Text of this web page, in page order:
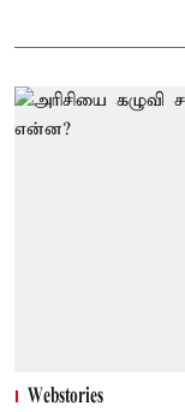
Webstories